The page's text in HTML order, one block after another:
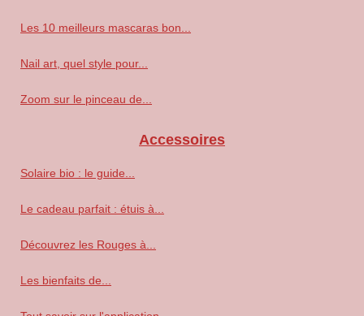
Les 10 meilleurs mascaras bon...
Nail art, quel style pour...
Zoom sur le pinceau de...
Accessoires
Solaire bio : le guide...
Le cadeau parfait : étuis à...
Découvrez les Rouges à...
Les bienfaits de...